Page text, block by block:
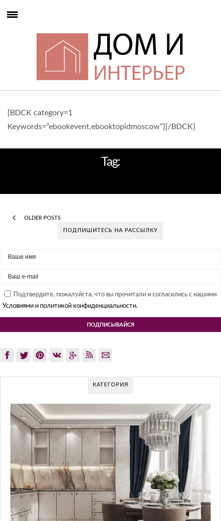
[BDCK category=1
Keywords=”ebookevent,ebooktopidmoscow”][/BDCK]
Tag:
OLDER POSTS
ПОДПИШИТЕСЬ НА РАССЫЛКУ
Подтвердите, пожалуйста, что вы прочитали и согласились с нашими
Условиями и политикой конфиденциальности.
КАТЕГОРИЯ